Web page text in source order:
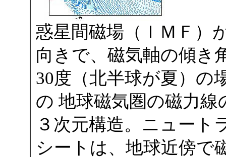
惑星間磁場（ＩＭＦ）
向きで、磁気軸の傾き
30度（北半球が夏）の
の 地球磁気圏の磁力線
３次元構造。ニュート
シートは、地球近傍で